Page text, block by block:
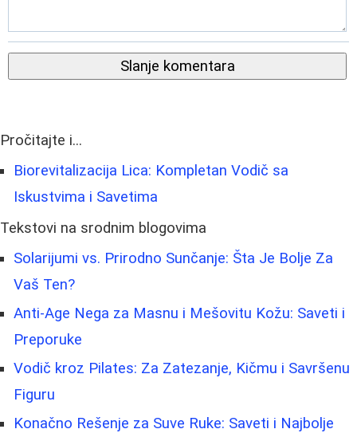
Slanje komentara
Pročitajte i...
Biorevitalizacija Lica: Kompletan Vodič sa
Iskustvima i Savetima
Tekstovi na srodnim blogovima
Solarijumi vs. Prirodno Sunčanje: Šta Je Bolje Za
Vaš Ten?
Anti-Age Nega za Masnu i Mešovitu Kožu: Saveti i
Preporuke
Vodič kroz Pilates: Za Zatezanje, Kičmu i Savršenu
Figuru
Konačno Rešenje za Suve Ruke: Saveti i Najbolje